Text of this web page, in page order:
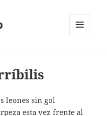
leones sin gol
esta vez frente al